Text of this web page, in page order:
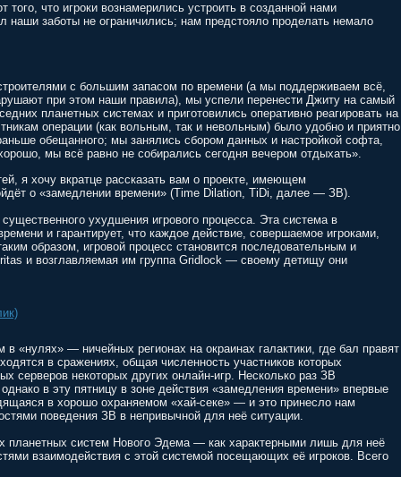
что игроки вознамерились устроить в созданной нами
наши заботы не ограничились; нам предстояло проделать немало
с большим запасом по времени (а мы поддерживаем всё,
при этом наши правила), мы успели перенести Джиту на самый
планетных системах и приготовились оперативно реагировать на
операции (как вольным, так и невольным) было удобно и приятно
обещанного; мы занялись сбором данных и настройкой софта,
мы всё равно не собирались сегодня вечером отдыхать».
я хочу вкратце рассказать вам о проекте, имеющем
о «замедлении времени» (Time Dilation, TiDi, далее — ЗВ).
ухудшения игрового процесса. Эта система в
и гарантирует, что каждое действие, совершаемое игроками,
образом, игровой процесс становится последовательным и
и возглавляемая им группа Gridlock — своему детищу они
«нулях» — ничейных регионах на окраинах галактики, где бал правят
в сражениях, общая численность участников которых
серверов некоторых других онлайн-игр. Несколько раз ЗВ
в эту пятницу в зоне действия «замедления времени» впервые
в хорошо охраняемом «хай-секе» — и это принесло нам
поведения ЗВ в непривычной для неё ситуации.
планетных систем Нового Эдема — как характерными лишь для неё
взаимодействия с этой системой посещающих её игроков. Всего